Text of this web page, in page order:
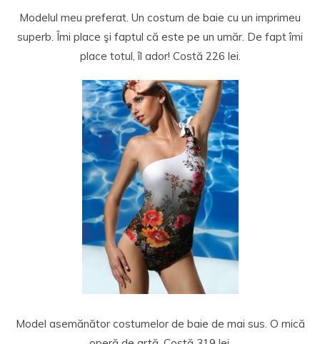
Modelul meu preferat. Un costum de baie cu un imprimeu
superb. Îmi place şi faptul că este pe un umăr. De fapt îmi
place totul, îl ador! Costă 226 lei.
Model asemănător costumelor de baie de mai sus. O mică